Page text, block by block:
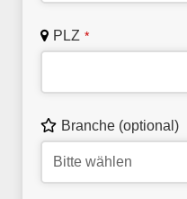
PLZ *
Branche (optional)